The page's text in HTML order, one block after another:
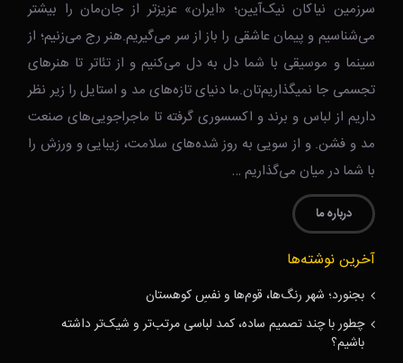
سرزمین نیاکان نیک‌‌‌آیین؛ «ایران» عزیزتر از جان‌مان را بیشتر
می‌شناسیم و پیمان عاشقی را باز از سر می‌گیریم.هنر رج می‌زنیم؛ از
سینما و موسیقی با شما دل به دل می‌کنیم و از تئاتر تا هنرهای
تجسمی جا نمیگذاریم‌تان.ما دنیای تازه‌های مد و استایل را زیر نظر
داریم از لباس و برند و اکسسوری گرفته تا ماجراجویی‌های صنعت
مد و فشن. و از سویی به روز شده‌های سلامت، زیبایی و ورزش را
با شما در میان می‌گذاریم …
درباره ما
آخرین نوشته‌ها
بجنورد؛ شهر رنگ‌ها، قوم‌ها و نفسِ کوهستان
چطور با چند تصمیم ساده، کمد لباسی مرتب‌تر و شیک‌تر داشته
باشیم؟